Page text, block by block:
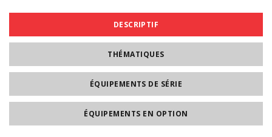
DESCRIPTIF
THÉMATIQUES
ÉQUIPEMENTS DE SÉRIE
ÉQUIPEMENTS EN OPTION